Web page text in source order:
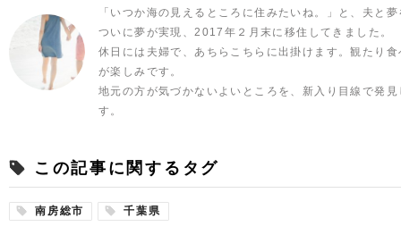
「いつか海の見えるところに住みたいね。」と、夫と
ついに夢が実現、2017年２月末に移住してきました。
休日には夫婦で、あちらこちらに出掛けます。観たり
が楽しみです。
地元の方が気づかないよいところを、新入り目線で発
す。
この記事に関するタグ
南房総市 千葉県